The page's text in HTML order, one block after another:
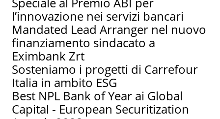
l’innovazione nei servizi bancari
Mandated Lead Arranger nel nuovo
finanziamento sindacato a
Eximbank Zrt
Sosteniamo i progetti di Carrefour
Italia in ambito ESG
Best NPL Bank of Year ai Global
Capital - European Securitization